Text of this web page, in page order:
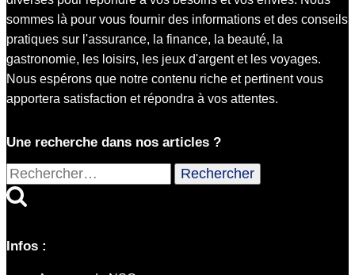
sommes là pour vous fournir des informations et des conseils
pratiques sur l'assurance, la finance, la beauté, la
gastronomie, les loisirs, les jeux d'argent et les voyages.
Nous espérons que notre contenu riche et pertinent vous
apportera satisfaction et répondra à vos attentes.
Une recherche dans nos articles ?
Rechercher :
Infos :